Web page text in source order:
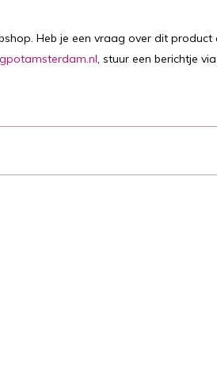
Heb je een vraag over dit product
, stuur een berichtje via